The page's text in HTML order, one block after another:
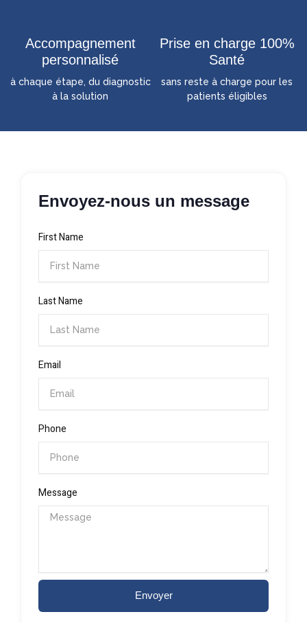
Accompagnement
personnalisé
à chaque étape, du diagnostic
à la solution
Prise en charge 100%
Santé
sans reste à charge pour les
patients éligibles
Envoyez-nous un message
First Name
Last Name
Email
Phone
Message
Envoyer